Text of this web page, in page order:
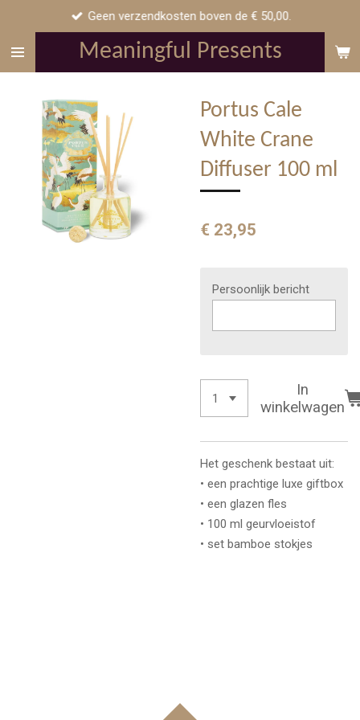
naar
hoofdinhoud
Meaningful Presents
Geen verzendkosten boven de € 50,00.
Portus Cale
White Crane
Diffuser 100 ml
€ 23,95
Persoonlijk bericht
In
winkelwagen
Het geschenk bestaat uit:
• een prachtige luxe giftbox
• een glazen fles
• 100 ml geurvloeistof
• set bamboe stokjes